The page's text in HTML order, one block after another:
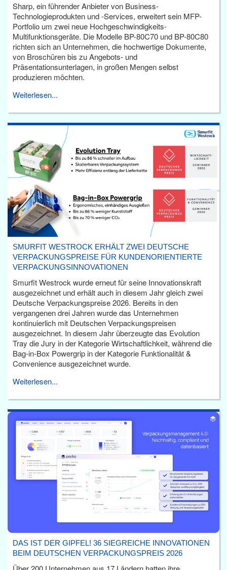
Sharp, ein führender Anbieter von Business-
Technologieprodukten und -Services, erweitert sein MFP-
Portfolio um zwei neue Hochgeschwindigkeits-
Multifunktionsgeräte. Die Modelle BP-80C70 und BP-80C80
richten sich an Unternehmen, die hochwertige Dokumente,
von Broschüren bis zu Angebots- und
Präsentationsunterlagen, in großen Mengen selbst
produzieren möchten.
Weiterlesen...
SMURFIT WESTROCK ERHÄLT ZWEI DEUTSCHE
VERPACKUNGSPREISE FÜR KUNDENORIENTIERTE
VERPACKUNGSINNOVATIONEN
Smurfit Westrock wurde erneut für seine Innovationskraft
ausgezeichnet und erhält auch in diesem Jahr gleich zwei
Deutsche Verpackungspreise 2026. Bereits in den
vergangenen drei Jahren wurde das Unternehmen
kontinuierlich mit Deutschen Verpackungspreisen
ausgezeichnet. In diesem Jahr überzeugte das Evolution
Tray die Jury in der Kategorie Wirtschaftlichkeit, während die
Bag-in-Box Powergrip in der Kategorie Funktionalität &
Convenience ausgezeichnet wurde.
Weiterlesen...
DAS IST DER GIPFEL! 36 SIEGREICHE INNOVATIONEN
BEIM DEUTSCHEN VERPACKUNGSPREIS 2026